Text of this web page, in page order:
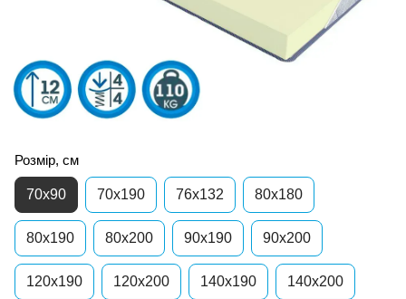
Розмір, см
70х90 70x190 76x132 80х180
80x190 80x200 90x190 90x200
120x190 120x200 140x190 140x200